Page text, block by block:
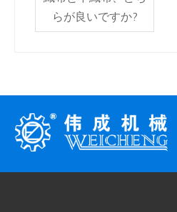
らが良いですか?